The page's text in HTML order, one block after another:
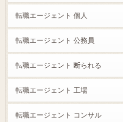
転職エージェント 個人
転職エージェント 公務員
転職エージェント 断られる
転職エージェント 工場
転職エージェント コンサル